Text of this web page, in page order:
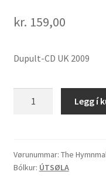
kr. 159,00
Dupult-CD UK 2009
D.
Sankey
Legg í
Vørunummar: The
Bólkur: ÚTSØLA